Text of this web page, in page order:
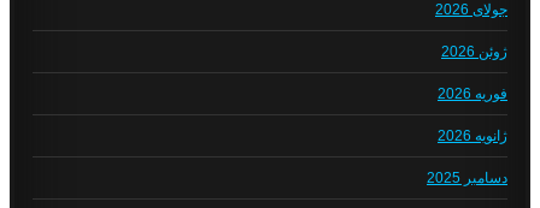
جولای 2026
ژوئن 2026
فوریه 2026
ژانویه 2026
دسامبر 2025